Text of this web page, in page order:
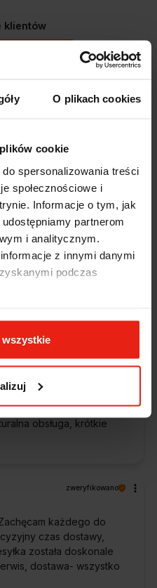
O plikach cookies
cookie
spersonalizowania treści
społecznościowe i
Informacje o tym, jak
partnerom
i analitycznym.
z innymi danymi
podczas
wszystkie
klientów
filtry
dotarła do mnie tak
i zdrowa. Szybko,
pomocna obsługa
zweryfikowano
Towar zgodny z
i godny
zweryfikowano
Obsługa bardzo pomocna,
dokładnie
obsługa, krótkie
zweryfikowano
każdego do
czas dostawy,
została doskonale
dostawa- wszystko